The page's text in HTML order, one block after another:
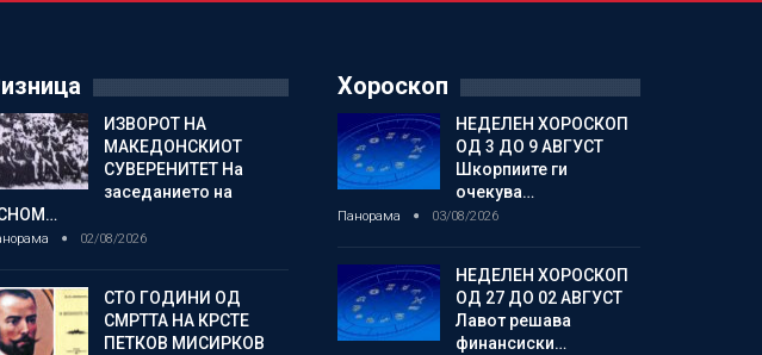
ИЗВОРОТ НА
МАКЕДОНСКИОТ
СУВЕРЕНИТЕТ На
заседанието на
02/08/2026
СТО ГОДИНИ ОД
СМРТТА НА КРСТЕ
ПЕТКОВ МИСИРКОВ
Хороскоп
НЕДЕЛЕН ХОРОСКОП
ОД 3 ДО 9 АВГУСТ
Шкорпиите ги
очекува…
Панорама 03/08/2026
НЕДЕЛЕН ХОРОСКОП
ОД 27 ДО 02 АВГУСТ
Лавот решава
финансиски…